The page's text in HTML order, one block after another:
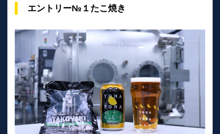
エントリー№１たこ焼き